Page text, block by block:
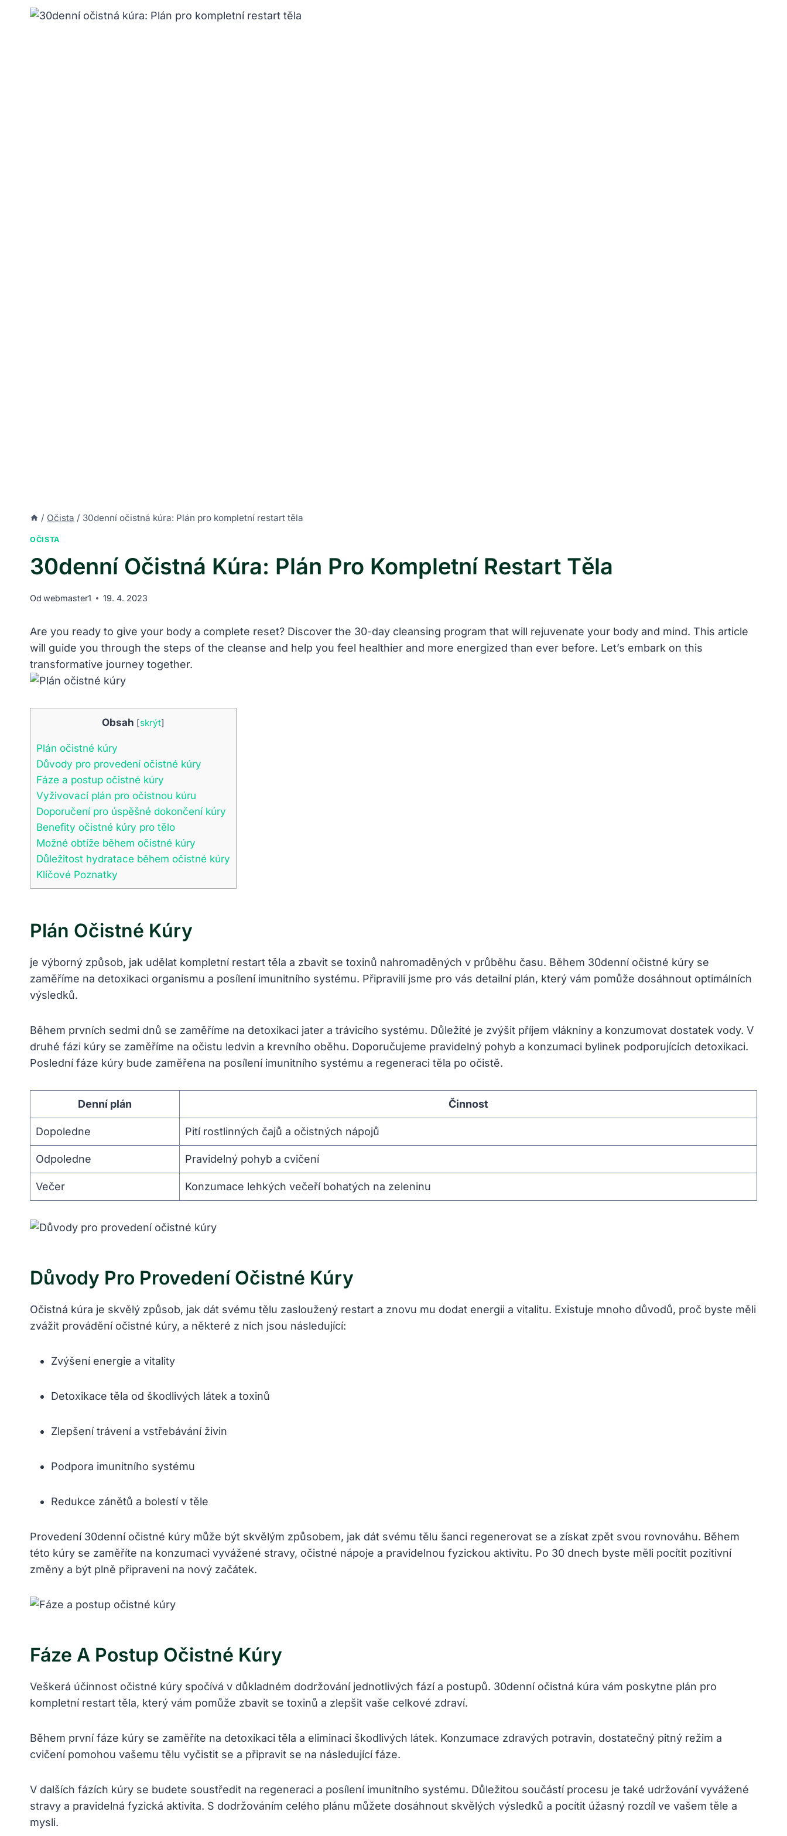
/ Očista / 30denní očistná kúra: Plán pro kompletní restart těla
OČISTA
30denní Očistná Kúra: Plán Pro Kompletní Restart Těla
Od webmaster1 19. 4. 2023
Are you ready to give your body a complete reset? Discover the 30-day cleansing program that will rejuvenate your body and mind. This article
will guide you through the steps of the cleanse and help you feel healthier and more energized than ever before. Let’s embark on this
transformative journey together.
Obsah [skrýt]
Plán očistné kúry
Důvody pro provedení očistné kúry
Fáze a postup očistné kúry
Vyživovací plán pro očistnou kúru
Doporučení pro úspěšné dokončení kúry
Benefity očistné kúry pro tělo
Možné obtíže během očistné kúry
Důležitost hydratace během očistné kúry
Klíčové Poznatky
Plán Očistné Kúry
je výborný způsob, jak udělat kompletní restart těla a zbavit se toxinů nahromaděných v průběhu času. Během 30denní očistné kúry se
zaměříme na detoxikaci organismu a posílení imunitního systému. Připravili jsme pro vás detailní plán, který vám pomůže dosáhnout optimálních
výsledků.
Během prvních sedmi dnů se zaměříme na detoxikaci jater a trávicího systému. Důležité je zvýšit příjem vlákniny a konzumovat dostatek vody. V
druhé fázi kúry se zaměříme na očistu ledvin a krevního oběhu. Doporučujeme pravidelný pohyb a konzumaci bylinek podporujících detoxikaci.
Poslední fáze kúry bude zaměřena na posílení imunitního systému a regeneraci těla po očistě.
Denní plán Činnost
Dopoledne Pití rostlinných čajů a očistných nápojů
Odpoledne Pravidelný pohyb a cvičení
Večer Konzumace lehkých večeří bohatých na zeleninu
Důvody Pro Provedení Očistné Kúry
Očistná kúra je skvělý způsob, jak dát svému tělu zasloužený restart a znovu mu dodat energii a vitalitu. Existuje mnoho důvodů, proč byste měli
zvážit provádění očistné kúry, a některé z nich jsou následující:
Zvýšení energie a vitality
Detoxikace těla od škodlivých látek a toxinů
Zlepšení trávení a vstřebávání živin
Podpora imunitního systému
Redukce zánětů a bolestí v těle
Provedení 30denní očistné kúry může být skvělým způsobem, jak dát svému tělu šanci regenerovat se a získat zpět svou rovnováhu. Během
této kúry se zaměříte na konzumaci vyvážené stravy, očistné nápoje a pravidelnou fyzickou aktivitu. Po 30 dnech byste měli pocítit pozitivní
změny a být plně připraveni na nový začátek.
Fáze A Postup Očistné Kúry
Veškerá účinnost očistné kúry spočívá v důkladném dodržování jednotlivých fází a postupů. 30denní očistná kúra vám poskytne plán pro
kompletní restart těla, který vám pomůže zbavit se toxinů a zlepšit vaše celkové zdraví.
Během první fáze kúry se zaměříte na detoxikaci těla a eliminaci škodlivých látek. Konzumace zdravých potravin, dostatečný pitný režim a
cvičení pomohou vašemu tělu vyčistit se a připravit se na následující fáze.
V dalších fázích kúry se budete soustředit na regeneraci a posílení imunitního systému. Důležitou součástí procesu je také udržování vyvážené
stravy a pravidelná fyzická aktivita. S dodržováním celého plánu můžete dosáhnout skvělých výsledků a pocítit úžasný rozdíl ve vašem těle a
mysli.